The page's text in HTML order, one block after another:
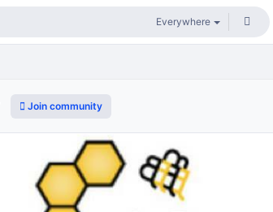
Join community